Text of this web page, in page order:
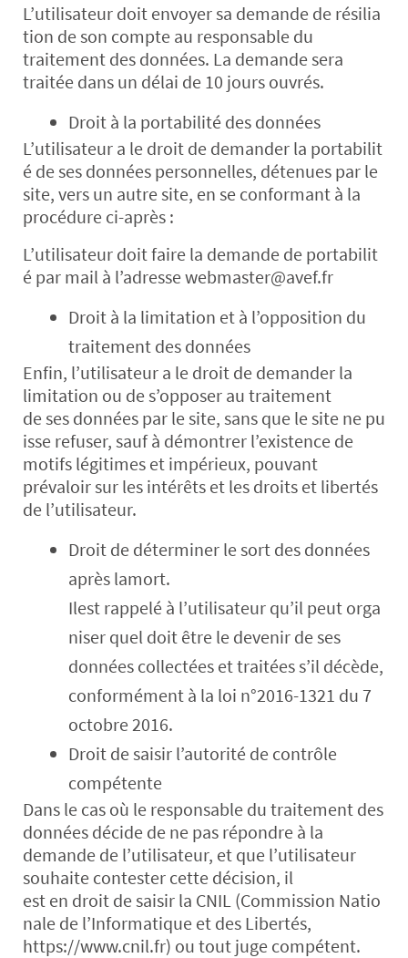
L’utilisateur doit envoyer sa demande de résilia
tion de son compte au responsable du
traitement des données. La demande sera
traitée dans un délai de 10 jours ouvrés.
Droit à la portabilité des données
L’utilisateur a le droit de demander la portabilit
é de ses données personnelles, détenues par le
site, vers un autre site, en se conformant à la
procédure ci-après :
L’utilisateur doit faire la demande de portabilit
é par mail à l’adresse webmaster@avef.fr
Droit à la limitation et à l’opposition du
traitement des données
Enfin, l’utilisateur a le droit de demander la
limitation ou de s’opposer au traitement
de ses données par le site, sans que le site ne pu
isse refuser, sauf à démontrer l’existence de
motifs légitimes et impérieux, pouvant
prévaloir sur les intérêts et les droits et libertés
de l’utilisateur.
Droit de déterminer le sort des données
après lamort.
Ilest rappelé à l’utilisateur qu’il peut orga
niser quel doit être le devenir de ses
données collectées et traitées s’il décède,
conformément à la loi n°2016-1321 du 7
octobre 2016.
Droit de saisir l’autorité de contrôle
compétente
Dans le cas où le responsable du traitement des
données décide de ne pas répondre à la
demande de l’utilisateur, et que l’utilisateur
souhaite contester cette décision, il
est en droit de saisir la CNIL (Commission Natio
nale de l’Informatique et des Libertés,
https://www.cnil.fr) ou tout juge compétent.